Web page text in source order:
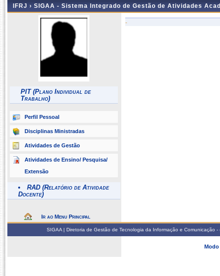
IFRJ › SIGAA - Sistema Integrado de Gestão de Atividades
PIT (Plano Individual de
Trabalho)
Perfil Pessoal
Disciplinas Ministradas
Atividades de Gestão
Atividades de Ensino/ Pesquisa/
Extensão
RAD (Relatório de Atividade
Docente)
Ir ao Menu Principal
-
SIGAA | Diretoria de Gestão de Tecnologia da Informação e
Modo